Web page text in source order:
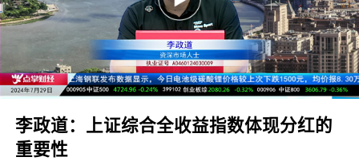
李政道：上证综合全收益指数体现分红的
重要性